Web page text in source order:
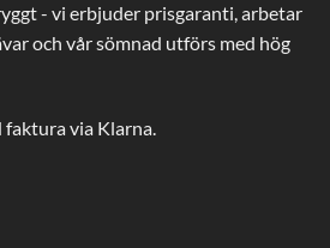
- vi erbjuder prisgaranti, arbetar
och vår sömnad utförs med hög
via Klarna.